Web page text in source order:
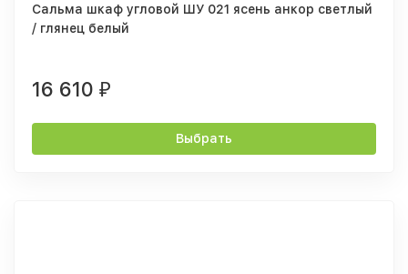
Сальма шкаф угловой ШУ 021 ясень анкор светлый
/ глянец белый
16 610 ₽
Выбрать